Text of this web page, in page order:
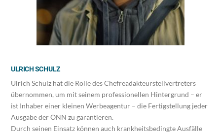
ULRICH SCHULZ
Ulrich Schulz hat die Rolle des Chefreadakteurstellvertreters
übernommen, um mit seinem professionellen Hintergrund – er
ist Inhaber einer kleinen Werbeagentur – die Fertigstellung jeder
Ausgabe der ÖNN zu garantieren.
Durch seinen Einsatz können auch krankheitsbedingte Ausfälle